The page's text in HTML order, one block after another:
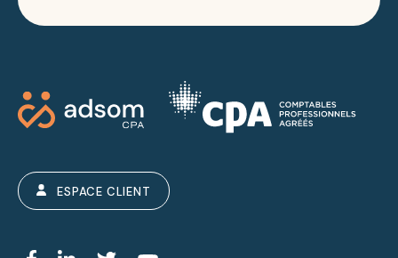
ESPACE CLIENT